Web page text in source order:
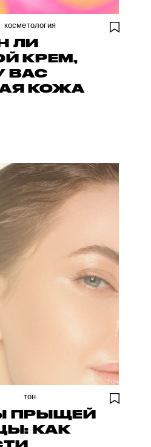
косметология
ЛИ
КРЕМ,
ВАС
КОЖА
тон
ПРЫЩЕЙ
КАК